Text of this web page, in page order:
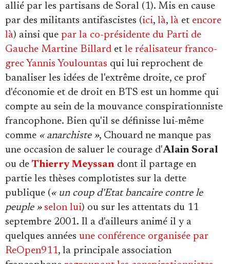
allié par les partisans de Soral (1). Mis en cause
par des militants antifascistes (ici, là, là et encore
là) ainsi que par la co-présidente du Parti de
Gauche Martine Billard et le réalisateur franco-
grec Yannis Youlountas qui lui reprochent de
banaliser les idées de l'extrême droite, ce prof
d'économie et de droit en BTS est un homme qui
compte au sein de la mouvance conspirationniste
francophone. Bien qu'il se définisse lui-même
comme « anarchiste », Chouard ne manque pas
une occasion de saluer le courage d'Alain Soral
ou de Thierry Meyssan dont il partage en
partie les thèses complotistes sur la dette
publique (« un coup d'Etat bancaire contre le
peuple » selon lui) ou sur les attentats du 11
septembre 2001. Il a d'ailleurs animé il y a
quelques années une conférence organisée par
ReOpen911, la principale association